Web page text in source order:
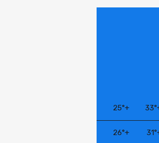
33°
+
25°
31°
+
26°